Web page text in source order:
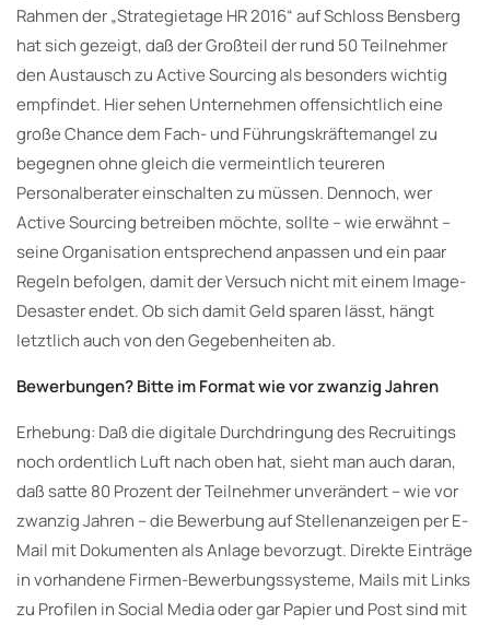
Rahmen der „Strategietage HR 2016“ auf Schloss Bensberg
hat sich gezeigt, daß der Großteil der rund 50 Teilnehmer
den Austausch zu Active Sourcing als besonders wichtig
empfindet. Hier sehen Unternehmen offensichtlich eine
große Chance dem Fach- und Führungskräftemangel zu
begegnen ohne gleich die vermeintlich teureren
Personalberater einschalten zu müssen. Dennoch, wer
Active Sourcing betreiben möchte, sollte – wie erwähnt –
seine Organisation entsprechend anpassen und ein paar
Regeln befolgen, damit der Versuch nicht mit einem Image-
Desaster endet. Ob sich damit Geld sparen lässt, hängt
letztlich auch von den Gegebenheiten ab.
Bewerbungen? Bitte im Format wie vor zwanzig Jahren
Erhebung: Daß die digitale Durchdringung des Recruitings
noch ordentlich Luft nach oben hat, sieht man auch daran,
daß satte 80 Prozent der Teilnehmer unverändert – wie vor
zwanzig Jahren – die Bewerbung auf Stellenanzeigen per E-
Mail mit Dokumenten als Anlage bevorzugt. Direkte Einträge
in vorhandene Firmen-Bewerbungssysteme, Mails mit Links
zu Profilen in Social Media oder gar Papier und Post sind mit